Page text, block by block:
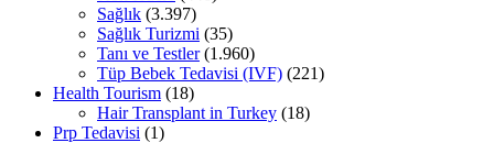
Sağlık (3.397)
Sağlık Turizmi (35)
Tanı ve Testler(1.960)
Tüp Bebek Tedavisi (IVF) (221)
Health Tourism (18)
Hair Transplant in Turkey (18)
Prp Tedavisi (1)